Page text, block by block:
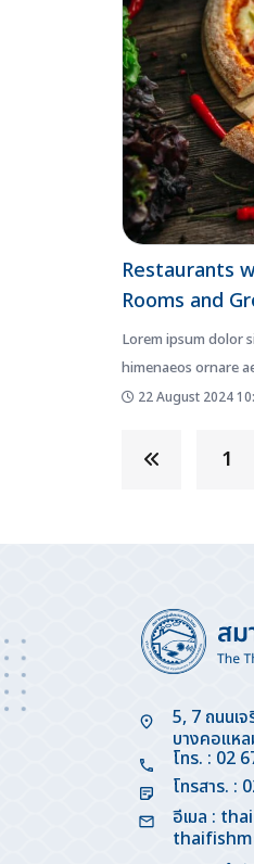
Restaurants
Rooms and
Lorem ipsum dolor
himenaeos ornare
mattis fusce diam.
22 August 2024
1
5, 7 ถนนเ
บางคอแห
โทร. : 02
โทรสาร. :
อีเมล :